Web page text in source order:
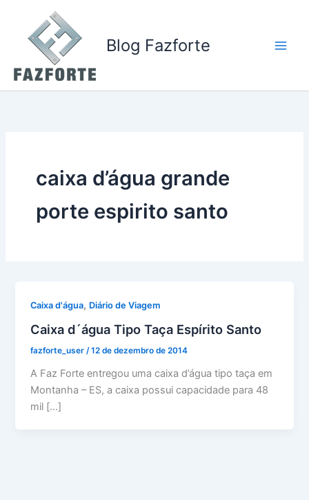
conteúdo
Blog Fazforte
caixa d’água grande
porte espirito santo
Caixa d'água, Diário de Viagem
Caixa d´água Tipo Taça Espírito Santo
fazforte_user /12 de dezembro de 2014
A Faz Forte entregou uma caixa d’água tipo taça em
Montanha – ES, a caixa possui capacidade para 48
mil […]